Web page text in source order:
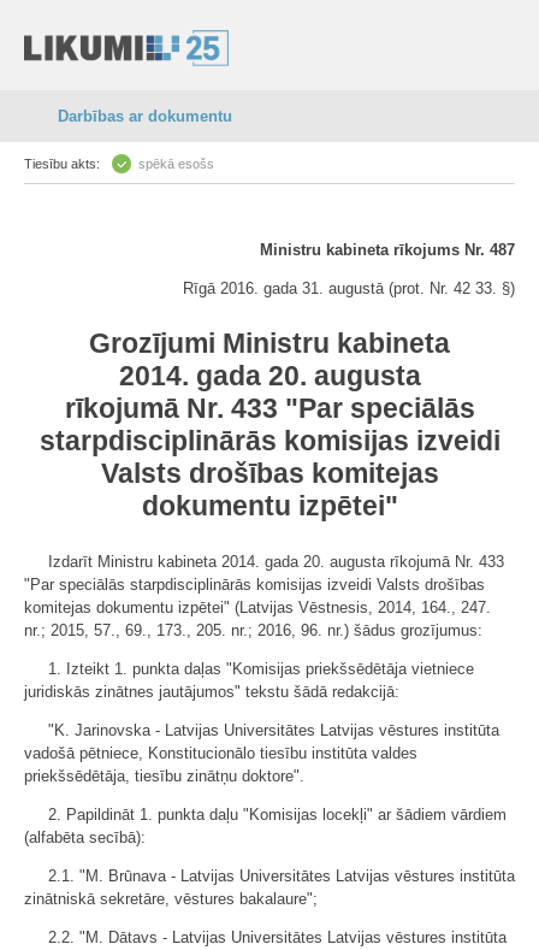
Darbības ar dokumentu
Tiesību akts: spēkā esošs
Ministru kabineta rīkojums Nr. 487
Rīgā 2016. gada 31. augustā (prot. Nr. 42 33. §)
Grozījumi Ministru kabineta
2014. gada 20. augusta
rīkojumā Nr. 433 "Par speciālās
starpdisciplinārās komisijas izveidi
Valsts drošības komitejas
dokumentu izpētei"
Izdarīt Ministru kabineta 2014. gada 20. augusta rīkojumā Nr. 433
"Par speciālās starpdisciplinārās komisijas izveidi Valsts drošības
komitejas dokumentu izpētei" (Latvijas Vēstnesis, 2014, 164., 247.
nr.; 2015, 57., 69., 173., 205. nr.; 2016, 96. nr.) šādus grozījumus:
1. Izteikt 1. punkta daļas "Komisijas priekšsēdētāja vietniece
juridiskās zinātnes jautājumos" tekstu šādā redakcijā:
"K. Jarinovska - Latvijas Universitātes Latvijas vēstures institūta
vadošā pētniece, Konstitucionālo tiesību institūta valdes
priekšsēdētāja, tiesību zinātņu doktore".
2. Papildināt 1. punkta daļu "Komisijas locekļi" ar šādiem vārdiem
(alfabēta secībā):
2.1. "M. Brūnava - Latvijas Universitātes Latvijas vēstures institūta
zinātniskā sekretāre, vēstures bakalaure";
2.2. "M. Dātavs - Latvijas Universitātes Latvijas vēstures institūta